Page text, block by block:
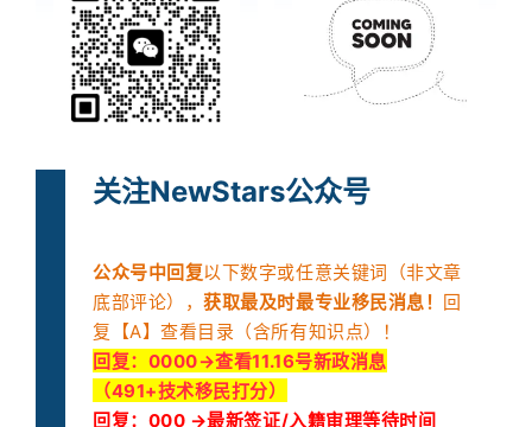
关注NewStars公众号
公众号中回复以下数字或任意关键词（非文章
底部评论），获取最及时最专业移民消息！ 回
复【A】查看目录（含所有知识点）！
回复： 0000→查看11.16号新政消息
（491+技术移民打分）
回复：000 →最新签证/入籍审理等待时间